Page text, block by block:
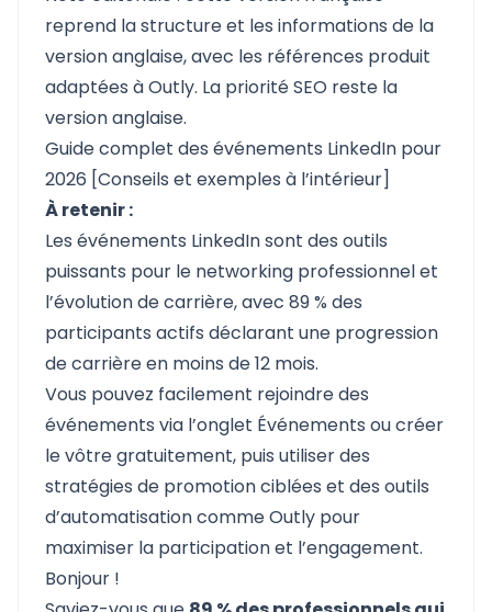
reprend la structure et les informations de la
version anglaise, avec les références produit
adaptées à Outly. La priorité SEO reste la
version anglaise.
Guide complet des événements LinkedIn pour
2026 [Conseils et exemples à l’intérieur]
À retenir :
Les événements LinkedIn sont des outils
puissants pour le networking professionnel et
l’évolution de carrière, avec 89 % des
participants actifs déclarant une progression
de carrière en moins de 12 mois.
Vous pouvez facilement rejoindre des
événements via l’onglet Événements ou créer
le vôtre gratuitement, puis utiliser des
stratégies de promotion ciblées et des outils
d’automatisation comme Outly pour
maximiser la participation et l’engagement.
Bonjour !